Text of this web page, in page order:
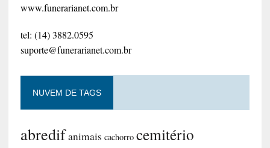
www.funerarianet.com.br
tel: (14) 3882.0595
suporte@funerarianet.com.br
NUVEM DE TAGS
abredifanimais cachorro cemitério